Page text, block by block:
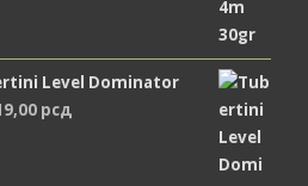
Level Dominator
рсд